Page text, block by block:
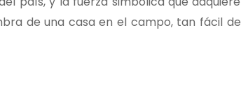
de una casa en el campo, tan fácil de